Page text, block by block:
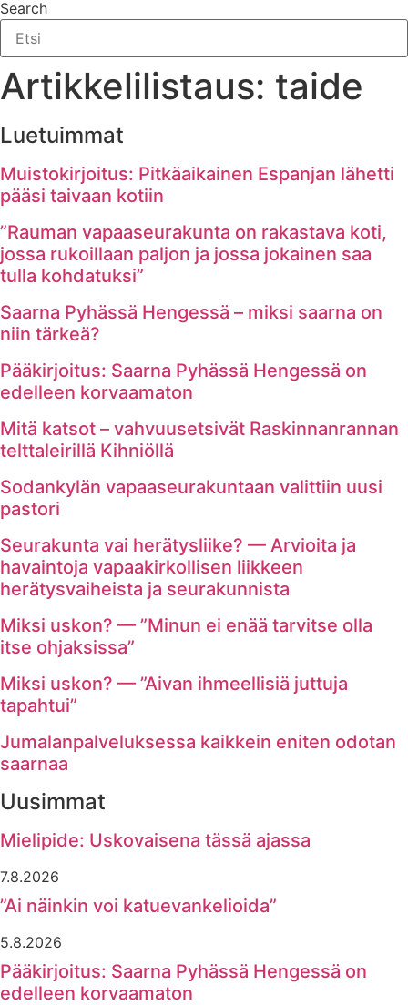
Search
Artikkelilistaus: taide
Luetuimmat
Muistokirjoitus: Pitkäaikainen Espanjan lähetti
pääsi taivaan kotiin
”Rauman vapaaseurakunta on rakastava koti,
jossa rukoillaan paljon ja jossa jokainen saa
tulla kohdatuksi”
Saarna Pyhässä Hengessä – miksi saarna on
niin tärkeä?
Pääkirjoitus: Saarna Pyhässä Hengessä on
edelleen korvaamaton
Mitä katsot – vahvuusetsivät Raskinnanrannan
telttaleirillä Kihniöllä
Sodankylän vapaaseurakuntaan valittiin uusi
pastori
Seurakunta vai herätysliike? — Arvioita ja
havaintoja vapaakirkollisen liikkeen
herätysvaiheista ja seurakunnista
Miksi uskon? — ”Minun ei enää tarvitse olla
itse ohjaksissa”
Miksi uskon? — ”Aivan ihmeellisiä juttuja
tapahtui”
Jumalanpalveluksessa kaikkein eniten odotan
saarnaa
Uusimmat
Mielipide: Uskovaisena tässä ajassa
7.8.2026
”Ai näinkin voi katuevankelioida”
5.8.2026
Pääkirjoitus: Saarna Pyhässä Hengessä on
edelleen korvaamaton